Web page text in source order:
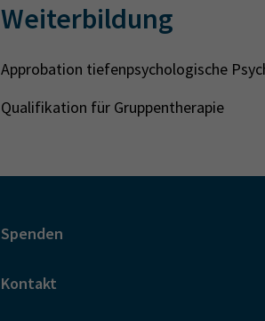
Weiterbildung
Approbation tiefenpsychologische
Qualifikation für Gruppentherapie
Spenden
Kontakt